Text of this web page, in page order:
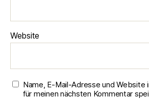
Website
Name, E-Mail-Adresse und Website
für meinen nächsten Kommentar